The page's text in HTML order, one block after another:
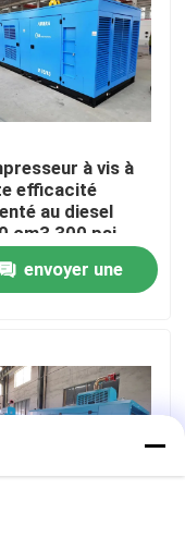
à vis à
efficacité
au diesel
cm3 300 psi
envoyer une